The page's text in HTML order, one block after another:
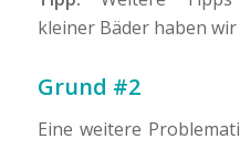
kleiner Bäder haben
Grund #2
Eine weitere